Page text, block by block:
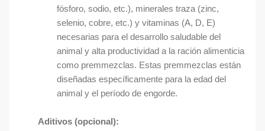
fósforo, sodio, etc.), minerales traza (zinc,
selenio, cobre, etc.) y vitaminas (A, D, E)
necesarias para el desarrollo saludable del
animal y alta productividad a la ración alimenticia
como premmezclas. Estas premmezclas están
diseñadas específicamente para la edad del
animal y el período de engorde.
Aditivos (opcional):